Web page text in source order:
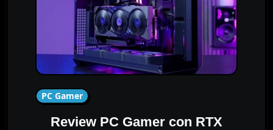
PC Gamer
Review PC Gamer con RTX